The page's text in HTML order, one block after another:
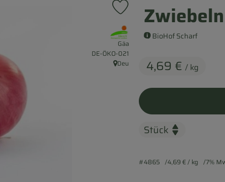
BioHof Scharf
4,69 € / kg
Produkt zu Favouriten hinzufügen
, Verband:
Gäa
, Kontrollstelle:
DE-ÖKO-021
, Herkunft:
Deu
#4865 4,69 €/ kg 7%